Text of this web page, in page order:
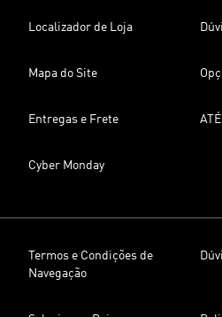
Localizador de Loja
Mapa do Site
Entregas e Frete
Cyber Monday
Termos e Condições de
Navegação